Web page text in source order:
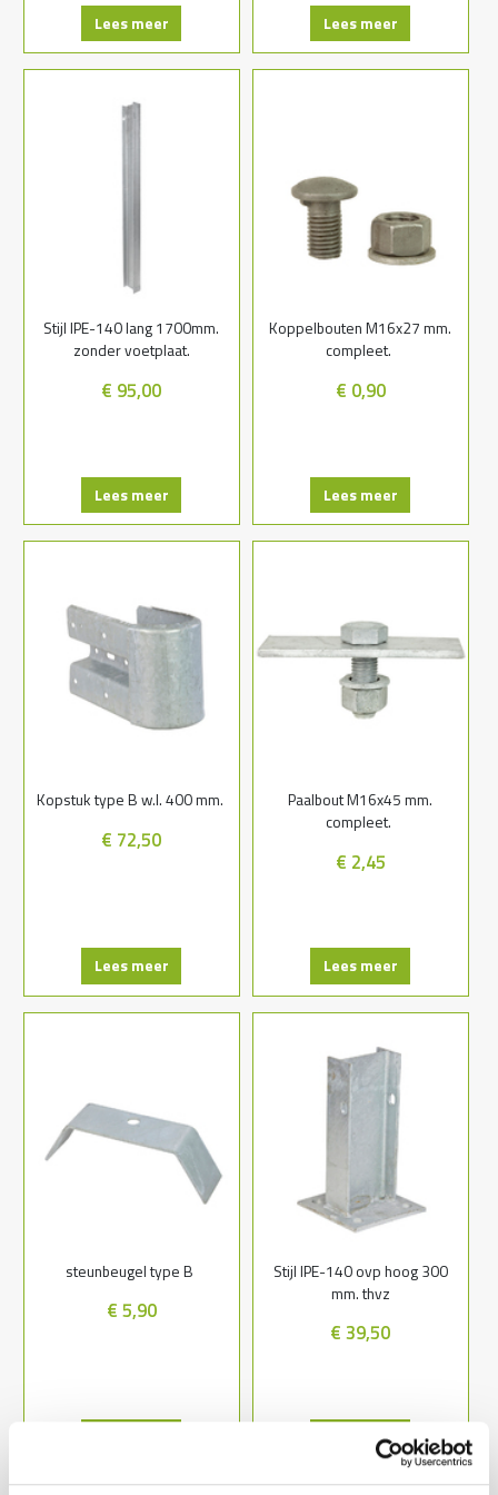
Lees meer Lees meer
Stijl IPE-140 lang 1700mm.
zonder voetplaat.
€ 95,00
Lees meer
Koppelbouten M16x27 mm.
compleet.
€ 0,90
Lees meer
Kopstuk type B w.l. 400 mm.
€ 72,50
Lees meer
Paalbout M16x45 mm.
compleet.
€ 2,45
Lees meer
steunbeugel type B
€ 5,90
Stijl IPE-140 ovp hoog 300
mm. thvz
€ 39,50
Lees meer